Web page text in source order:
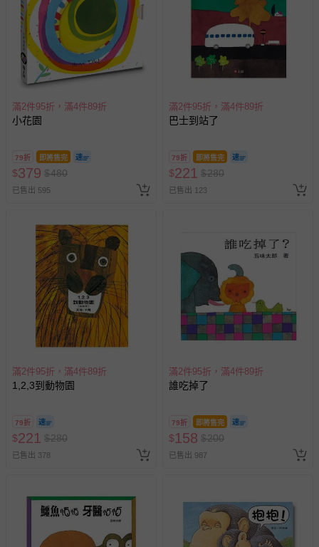
滿2件95折，滿4件89折
小花園
79折 即將售完
$379 $480
已售出 595
滿2件95折，滿4件89折
巴士到站了
79折 即將售完
$221 $280
已售出 123
滿2件95折，滿4件89折
1,2,3到動物園
79折
$221 $280
已售出 378
滿2件95折，滿4件89折
誰吃掉了
79折 即將售完
$158 $200
已售出 987